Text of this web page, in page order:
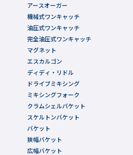
アースオーガー
機械式ワンキャッチ
油圧式ワンキャッチ
完全油圧式ワンキャッチ
マグネット
エスカルゴン
ディディ・リドル
ドライブミキシング
ミキシングフォーク
クラムシェルバケット
スケルトンバケット
バケット
狭幅バケット
広幅バケット